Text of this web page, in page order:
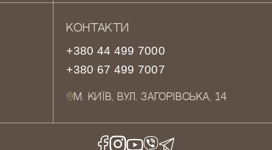
КОНТАКТИ
+380 44 499 7000
+380 67 499 7007
М. КИЇВ, ВУЛ. ЗАГОРІВСЬКА, 14